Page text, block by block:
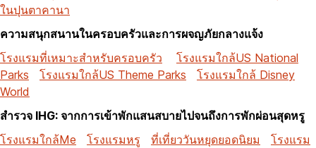
ในปุนตาคานา
ความสนุกสนานในครอบครัวและการผจญภัยกลางแจ้ง
โรงแรมที่เหมาะสำหรับครอบครัว
โรงแรมใกล้US National
Parks
โรงแรมใกล้US Theme Parks
โรงแรมใกล้ Disney
World
สำรวจ IHG: จากการเข้าพักแสนสบายไปจนถึงการพักผ่อนสุดหรู
โรงแรมใกล้Me
โรงแรมหรู ที่เที่ยววันหยุดยอดนิยม
โรงแรม